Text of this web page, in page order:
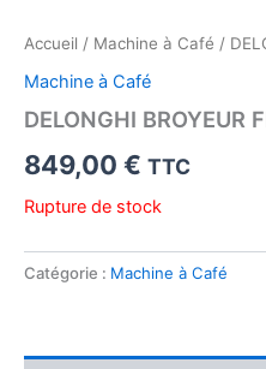
Accueil / Machine à Café /
Machine à Café
DELONGHI BROYEUR
849,00 € TTC
Rupture de stock
Catégorie : Machine à Café